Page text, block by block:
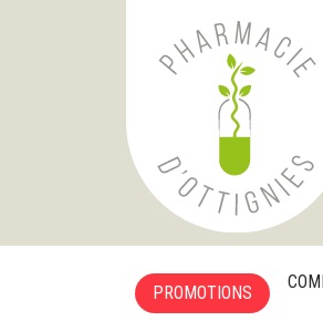
Pharmacie d'Ottignies
Favoris
PROMOTIONS